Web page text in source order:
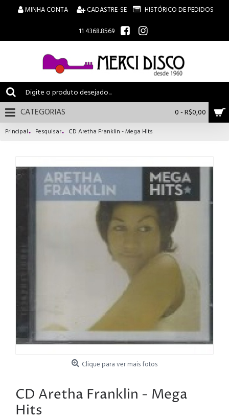
MINHA CONTA CADASTRE-SE
HISTÓRICO DE PEDIDOS
11 4368.8569
0 - R$0,00
CATEGORIAS
Principal Pesquisar CD Aretha Franklin - Mega Hits
Clique para ver mais fotos
CD Aretha Franklin - Mega
Hits